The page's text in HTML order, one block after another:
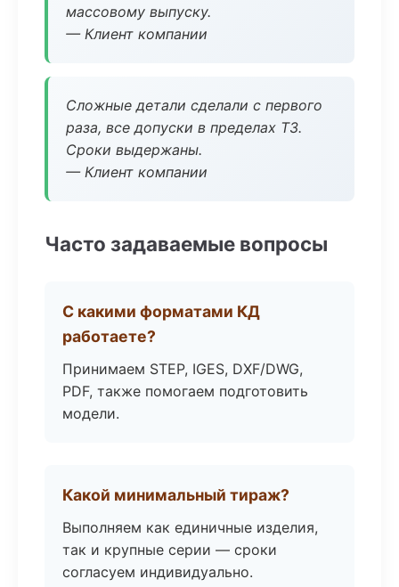
массовому выпуску.
— Клиент компании
Сложные детали сделали с первого
раза, все допуски в пределах ТЗ.
Сроки выдержаны.
— Клиент компании
Часто задаваемые вопросы
С какими форматами КД
работаете?
Принимаем STEP, IGES, DXF/DWG,
PDF, также помогаем подготовить
модели.
Какой минимальный тираж?
Выполняем как единичные изделия,
так и крупные серии — сроки
согласуем индивидуально.